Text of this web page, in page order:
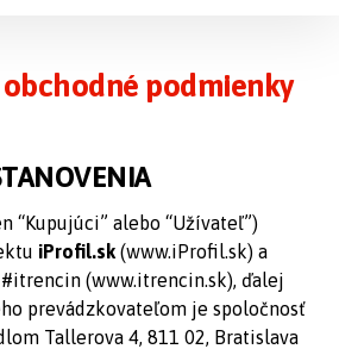
podmienky
“Kupujúci” alebo “Užívateľ”)
iProfil.sk (www.iProfil.sk) a
(www.itrencin.sk), ďalej
prevádzkovateľom je spoločnosť
Tallerova 4, 811 02, Bratislava